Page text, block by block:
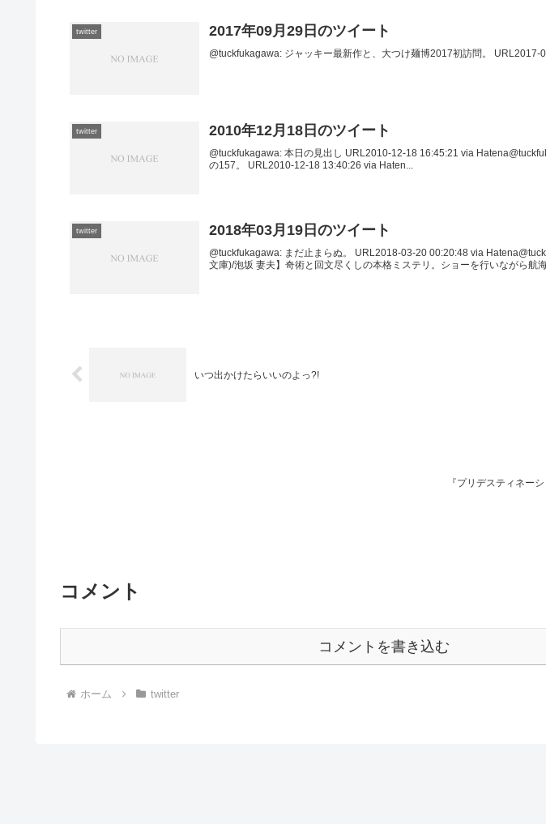
twitter 2017年09月29日のツイート
@tuckfukagawa: ジャッキー最新作と、大つけ麺博2017初訪問。
twitter 2010年12月18日のツイート
@tuckfukagawa: 本日の見出し URL2010-12-18 16:45:21 via
の157。 URL2010-12-18 13:40:26 via Haten...
twitter 2018年03月19日のツイート
@tuckfukagawa: まだ止まらぬ。 URL2018-03-20 00:20:48 via
文庫)/泡坂 妻夫】奇術と回文尽くしの本格ミステリ。ショーを行いながら航
いつ出かけたらいいのよっ?!
『プリデスティネーシ
コメント
コメントを書き込む
ホーム twitter